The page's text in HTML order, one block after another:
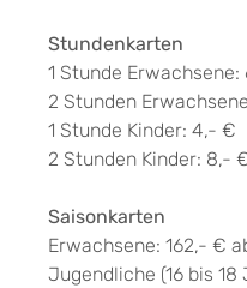
Stundenkarten
1 Stunde Erwachsene:
2 Stunden
1 Stunde Kinder: 4,- €
2 Stunden Kinder: 8,-
Saisonkarten
Erwachsene: 162,- €
Jugendliche (16 bis 18